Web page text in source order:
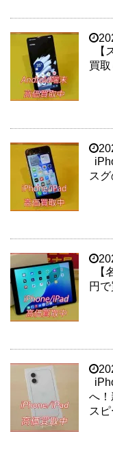
【
買取
ス
【
円
へ
ス